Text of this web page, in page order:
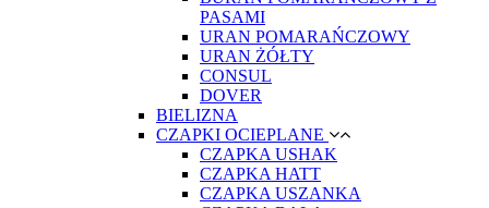
PASAMI
URAN POMARAŃCZOWY
URAN ŻÓŁTY
CONSUL
DOVER
BIELIZNA
CZAPKI OCIEPLANE
CZAPKA USHAK
CZAPKA HATT
CZAPKA USZANKA